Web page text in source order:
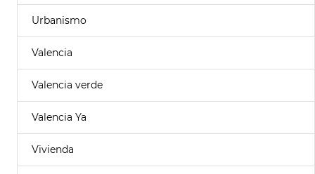
Urbanismo
Valencia
Valencia verde
Valencia Ya
Vivienda